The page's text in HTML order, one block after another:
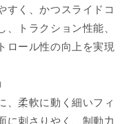
すく、かつスライドコ
トラクション性能、
ロール性の向上を実現
、柔軟に動く細いフィ
に刺さりやく、制動力